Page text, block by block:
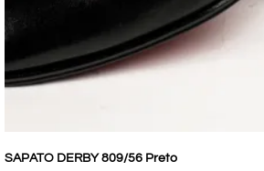
SAPATO DERBY 809/56 Preto